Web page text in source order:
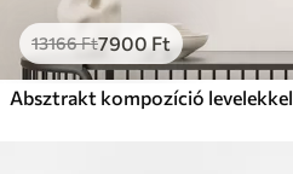
13166Ft7900 Ft
Absztrakt kompozíció levelekkel